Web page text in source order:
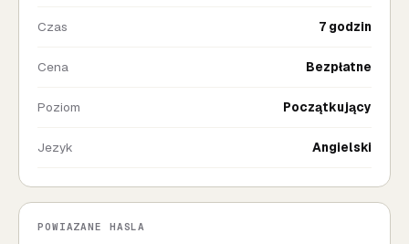
Czas 7 godzin
Cena Bezpłatne
Poziom Początkujący
Jezyk Angielski
POWIAZANE HASLA